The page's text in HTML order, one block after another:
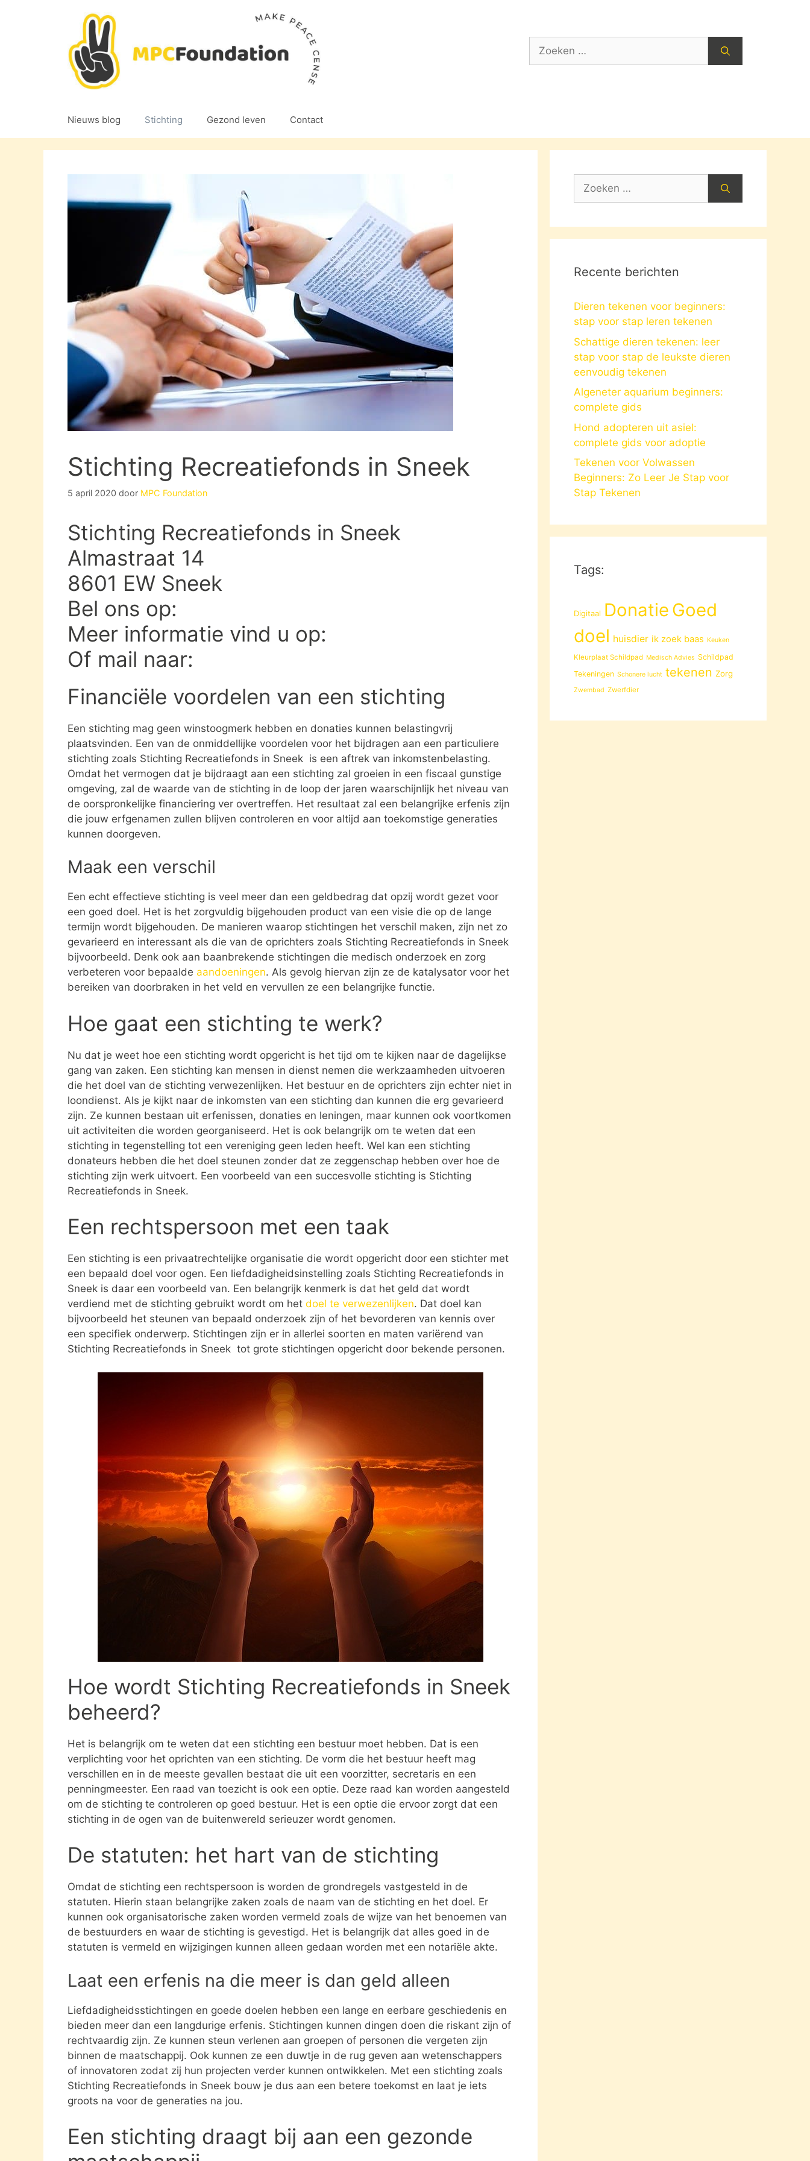
Zoek
Nieuws blog Stichting Gezond leven Contact
Stichting Recreatiefonds in Sneek
5 april 2020 door MPC Foundation
Stichting Recreatiefonds in Sneek
Almastraat 14
8601 EW Sneek
Bel ons op:
Meer informatie vind u op:
Of mail naar:
Financiële voordelen van een stichting
Een stichting mag geen winstoogmerk hebben en donaties kunnen belastingvrij
plaatsvinden. Een van de onmiddellijke voordelen voor het bijdragen aan een particuliere
stichting zoals Stichting Recreatiefonds in Sneek is een aftrek van inkomstenbelasting.
Omdat het vermogen dat je bijdraagt aan een stichting zal groeien in een fiscaal gunstige
omgeving, zal de waarde van de stichting in de loop der jaren waarschijnlijk het niveau van
de oorspronkelijke financiering ver overtreffen. Het resultaat zal een belangrijke erfenis zijn
die jouw erfgenamen zullen blijven controleren en voor altijd aan toekomstige generaties
kunnen doorgeven.
Maak een verschil
Een echt effectieve stichting is veel meer dan een geldbedrag dat opzij wordt gezet voor
een goed doel. Het is het zorgvuldig bijgehouden product van een visie die op de lange
termijn wordt bijgehouden. De manieren waarop stichtingen het verschil maken, zijn net zo
gevarieerd en interessant als die van de oprichters zoals Stichting Recreatiefonds in Sneek
bijvoorbeeld. Denk ook aan baanbrekende stichtingen die medisch onderzoek en zorg
verbeteren voor bepaalde aandoeningen. Als gevolg hiervan zijn ze de katalysator voor het
bereiken van doorbraken in het veld en vervullen ze een belangrijke functie.
Hoe gaat een stichting te werk?
Nu dat je weet hoe een stichting wordt opgericht is het tijd om te kijken naar de dagelijkse
gang van zaken. Een stichting kan mensen in dienst nemen die werkzaamheden uitvoeren
die het doel van de stichting verwezenlijken. Het bestuur en de oprichters zijn echter niet in
loondienst. Als je kijkt naar de inkomsten van een stichting dan kunnen die erg gevarieerd
zijn. Ze kunnen bestaan uit erfenissen, donaties en leningen, maar kunnen ook voortkomen
uit activiteiten die worden georganiseerd. Het is ook belangrijk om te weten dat een
stichting in tegenstelling tot een vereniging geen leden heeft. Wel kan een stichting
donateurs hebben die het doel steunen zonder dat ze zeggenschap hebben over hoe de
stichting zijn werk uitvoert. Een voorbeeld van een succesvolle stichting is Stichting
Recreatiefonds in Sneek.
Een rechtspersoon met een taak
Een stichting is een privaatrechtelijke organisatie die wordt opgericht door een stichter met
een bepaald doel voor ogen. Een liefdadigheidsinstelling zoals Stichting Recreatiefonds in
Sneek is daar een voorbeeld van. Een belangrijk kenmerk is dat het geld dat wordt
verdiend met de stichting gebruikt wordt om het doel te verwezenlijken. Dat doel kan
bijvoorbeeld het steunen van bepaald onderzoek zijn of het bevorderen van kennis over
een specifiek onderwerp. Stichtingen zijn er in allerlei soorten en maten variërend van
Stichting Recreatiefonds in Sneek tot grote stichtingen opgericht door bekende personen.
Hoe wordt Stichting Recreatiefonds in Sneek
beheerd?
Het is belangrijk om te weten dat een stichting een bestuur moet hebben. Dat is een
verplichting voor het oprichten van een stichting. De vorm die het bestuur heeft mag
verschillen en in de meeste gevallen bestaat die uit een voorzitter, secretaris en een
penningmeester. Een raad van toezicht is ook een optie. Deze raad kan worden aangesteld
om de stichting te controleren op goed bestuur. Het is een optie die ervoor zorgt dat een
stichting in de ogen van de buitenwereld serieuzer wordt genomen.
De statuten: het hart van de stichting
Omdat de stichting een rechtspersoon is worden de grondregels vastgesteld in de
statuten. Hierin staan belangrijke zaken zoals de naam van de stichting en het doel. Er
kunnen ook organisatorische zaken worden vermeld zoals de wijze van het benoemen van
de bestuurders en waar de stichting is gevestigd. Het is belangrijk dat alles goed in de
statuten is vermeld en wijzigingen kunnen alleen gedaan worden met een notariële akte.
Laat een erfenis na die meer is dan geld alleen
Liefdadigheidsstichtingen en goede doelen hebben een lange en eerbare geschiedenis en
bieden meer dan een langdurige erfenis. Stichtingen kunnen dingen doen die riskant zijn of
rechtvaardig zijn. Ze kunnen steun verlenen aan groepen of personen die vergeten zijn
binnen de maatschappij. Ook kunnen ze een duwtje in de rug geven aan wetenschappers
of innovatoren zodat zij hun projecten verder kunnen ontwikkelen. Met een stichting zoals
Stichting Recreatiefonds in Sneek bouw je dus aan een betere toekomst en laat je iets
groots na voor de generaties na jou.
Een stichting draagt bij aan een gezonde
Zoek
Recente berichten
Dieren tekenen voor beginners:
stap voor stap leren tekenen
Schattige dieren tekenen: leer
stap voor stap de leukste dieren
eenvoudig tekenen
Algeneter aquarium beginners:
complete gids
Hond adopteren uit asiel:
complete gids voor adoptie
Tekenen voor Volwassen
Beginners: Zo Leer Je Stap voor
Stap Tekenen
Tags:
Digitaal Donatie Goed
doel huisdier ik zoek baas Keuken
Kleurplaat Schildpad Medisch Advies Schildpad
Tekeningen Schonere lucht tekenen Zorg
Zwembad Zwerfdier